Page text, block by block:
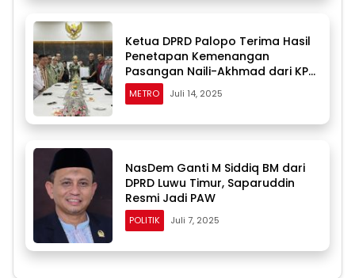
Ketua DPRD Palopo Terima Hasil
Penetapan Kemenangan
Pasangan Naili-Akhmad dari KPU
Sulsel
METRO Juli 14, 2025
NasDem Ganti M Siddiq BM dari
DPRD Luwu Timur, Saparuddin
Resmi Jadi PAW
POLITIK Juli 7, 2025